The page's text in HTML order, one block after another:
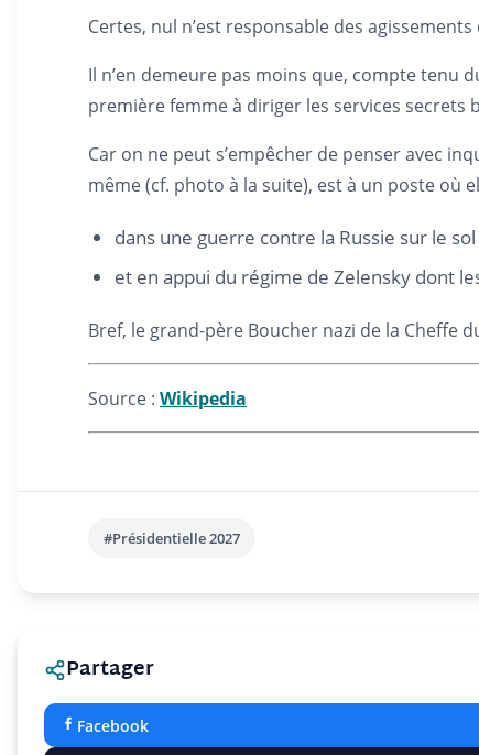
Certes, nul n’est responsable des
Il n’en demeure pas moins que, compte tenu
première femme à diriger les services
Car on ne peut s’empêcher de penser avec
même (cf. photo à la suite), est à un poste où
dans une guerre contre la Russie sur le
et en appui du régime de Zelensky dont
Bref, le grand-père Boucher nazi de la Cheffe
Source : Wikipedia
#Présidentielle 2027
Partager
Facebook